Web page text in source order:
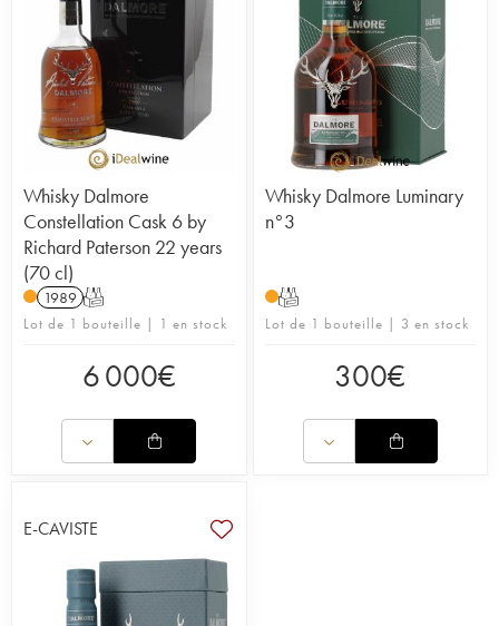
Whisky Dalmore
Constellation Cask 6 by
Richard Paterson 22 years
(70 cl)
1989 T
Lot de 1 bouteille | 1 en stock
6 000€
Whisky Dalmore Luminary
n°3
T
Lot de 1 bouteille | 3 en stock
300€
E-CAVISTE